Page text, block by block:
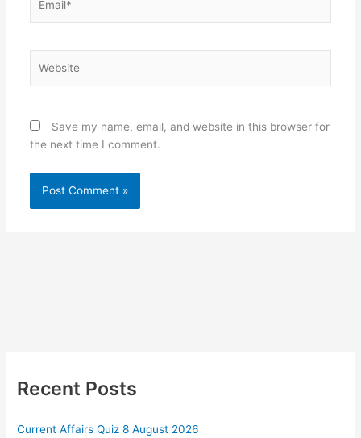
Save my name, email, and website in this browser for
the next time I comment.
Recent Posts
Current Affairs Quiz 8 August 2026